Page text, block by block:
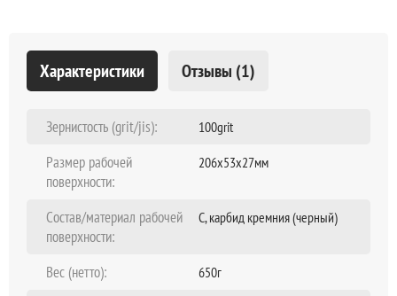
Характеристики Отзывы (1)
Зернистость (grit/jis): 100grit
Размер рабочей
поверхности:
206x53x27мм
Состав/материал рабочей
поверхности:
C, карбид кремния (черный)
Вес (нетто): 650г